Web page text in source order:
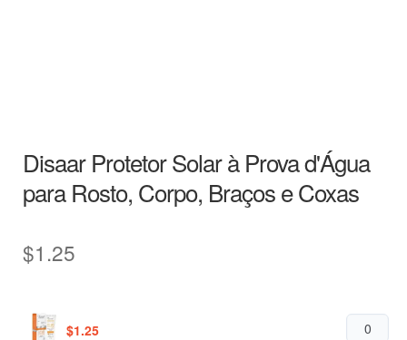
Disaar Protetor Solar à Prova d'Água
para Rosto, Corpo, Braços e Coxas
$1.25
$1.25